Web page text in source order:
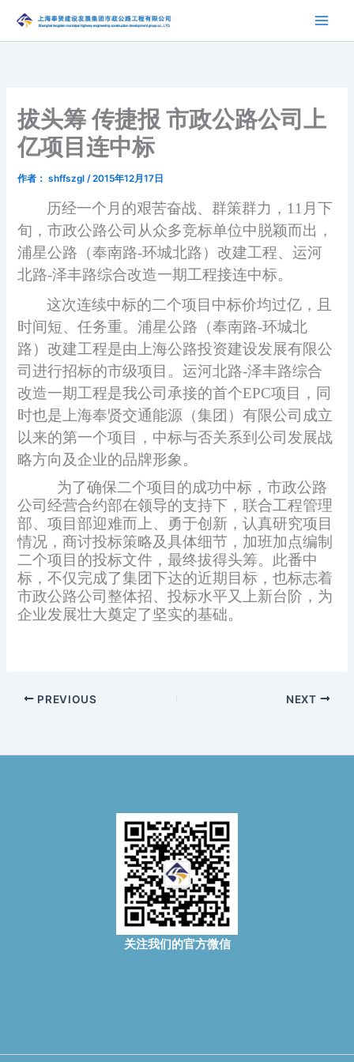
内
拔头筹 传捷报 市政公路公司上
亿项目连中标
作者： shffszgl/2015年12月17日
历经一个月的艰苦奋战、群策群力，11月下
旬，市政公路公司从众多竞标单位中脱颖而出，
浦星公路（奉南路-环城北路）改建工程、运河
北路-泽丰路综合改造一期工程接连中标。
这次连续中标的二个项目中标价均过亿，且
时间短、任务重。浦星公路（奉南路-环城北
路）改建工程是由上海公路投资建设发展有限公
司进行招标的市级项目。运河北路-泽丰路综合
改造一期工程是我公司承接的首个EPC项目，同
时也是上海奉贤交通能源（集团）有限公司成立
以来的第一个项目，中标与否关系到公司发展战
略方向及企业的品牌形象。
为了确保二个项目的成功中标，市政公路
公司经营合约部在领导的支持下，联合工程管理
部、项目部迎难而上、勇于创新，认真研究项目
情况，商讨投标策略及具体细节，加班加点编制
二个项目的投标文件，最终拔得头筹。此番中
标，不仅完成了集团下达的近期目标，也标志着
市政公路公司整体招、投标水平又上新台阶，为
企业发展壮大奠定了坚实的基础。
PREVIOUS NEXT
关注我们的官方微信